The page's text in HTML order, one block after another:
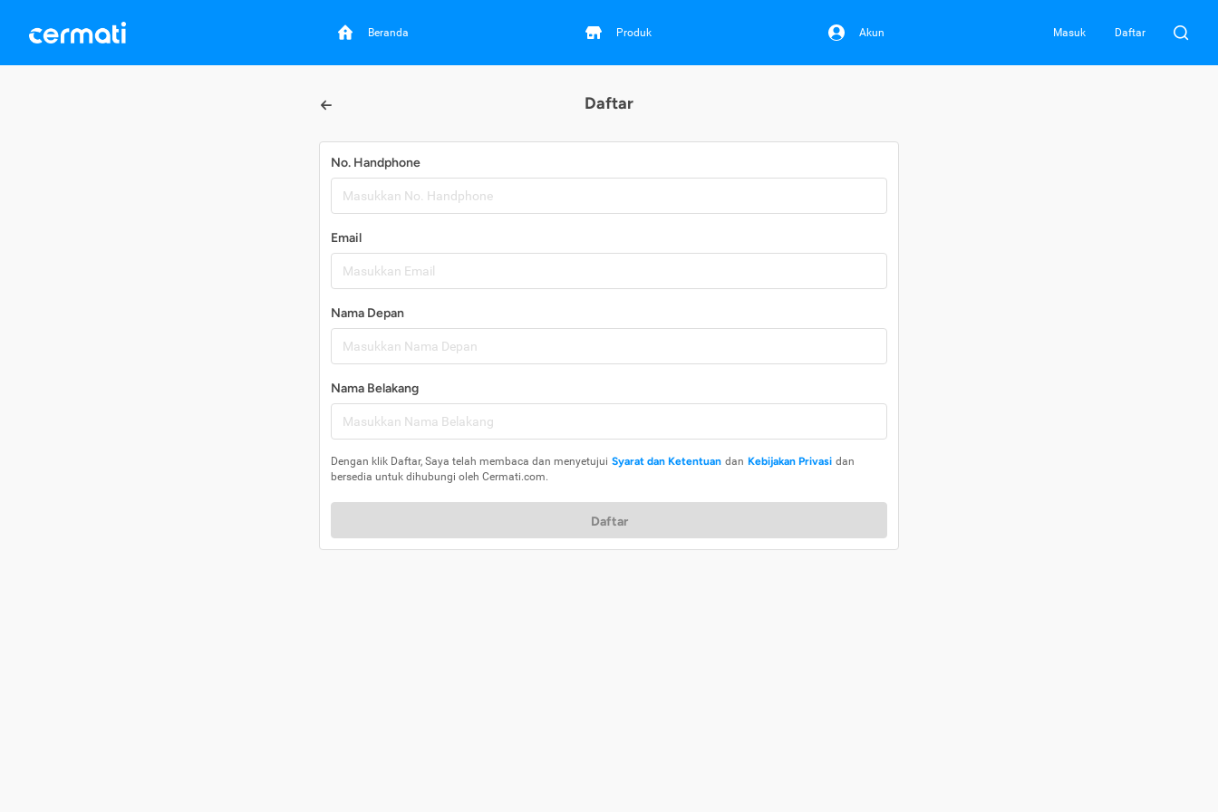
Beranda Produk Akun Masuk Daftar
Daftar
No. Handphone
Email
Nama Depan
Nama Belakang
Dengan klik Daftar, Saya telah membaca dan menyetujui Syarat dan Ketentuan dan Kebijakan Privasi dan
bersedia untuk dihubungi oleh Cermati.com.
Daftar